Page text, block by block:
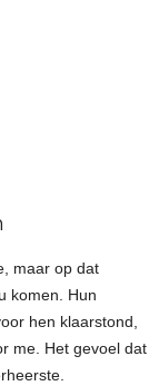
maar op dat
komen. Hun
hen klaarstond,
me. Het gevoel dat